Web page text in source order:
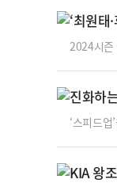
‘최원
2024시즌
에서 통산
진화하
‘스피드
이 상단과
KIA 왕